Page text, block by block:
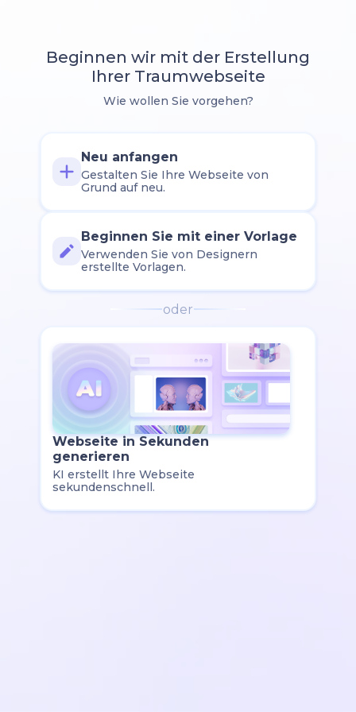
Beginnen wir mit der Erstellung
Ihrer Traumwebseite
Wie wollen Sie vorgehen?
Neu anfangen
Gestalten Sie Ihre Webseite von
Grund auf neu.
Beginnen Sie mit einer Vorlage
Verwenden Sie von Designern
erstellte Vorlagen.
oder
Webseite in Sekunden
generieren
KI erstellt Ihre Webseite
sekundenschnell.